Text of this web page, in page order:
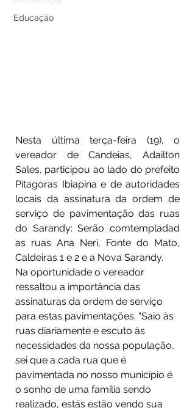
Educação
Nesta última terça-feira (19), o
vereador de Candeias, Adailton
Sales, participou ao lado do prefeito
Pitagoras Ibiapina e de autoridades
locais da assinatura da ordem de
serviço de pavimentação das ruas
do Sarandy: Serão comtempladad
as ruas Ana Neri, Fonte do Mato,
Caldeiras 1 e 2 e a Nova Sarandy.
Na oportunidade o vereador
ressaltou a importância das
assinaturas da ordem de serviço
para estas pavimentações. “Saio às
ruas diariamente e escuto às
necessidades da nossa população,
sei que a cada rua que é
pavimentada no nosso município é
o sonho de uma família sendo
realizado, estás estão vendo sua